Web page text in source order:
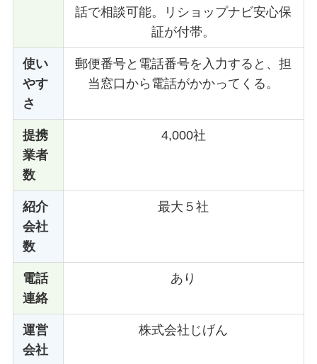
話で相談可能。リショップナビ安心保
証が付帯。
使い
やす
さ
郵便番号と電話番号を入力すると、担
当窓口から電話がかかってくる。
提携
業者
数
4,000社
紹介
会社
数
最大５社
電話
連絡
あり
運営
会社
株式会社じげん